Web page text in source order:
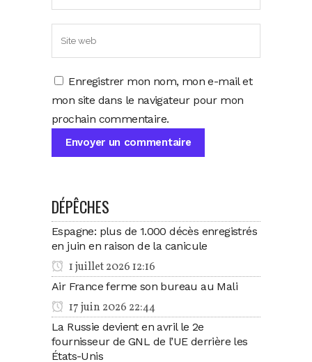
Enregistrer mon nom, mon e-mail et
mon site dans le navigateur pour mon
prochain commentaire.
DÉPÊCHES
Espagne: plus de 1.000 décès enregistrés
en juin en raison de la canicule
1 juillet 2026 12:16
Air France ferme son bureau au Mali
17 juin 2026 22:44
La Russie devient en avril le 2e
fournisseur de GNL de l’UE derrière les
États-Unis